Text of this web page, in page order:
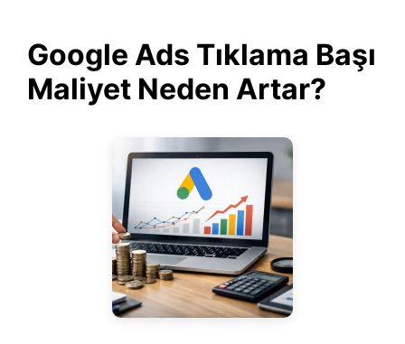
Google Ads Tıklama Başı
Maliyet Neden Artar?